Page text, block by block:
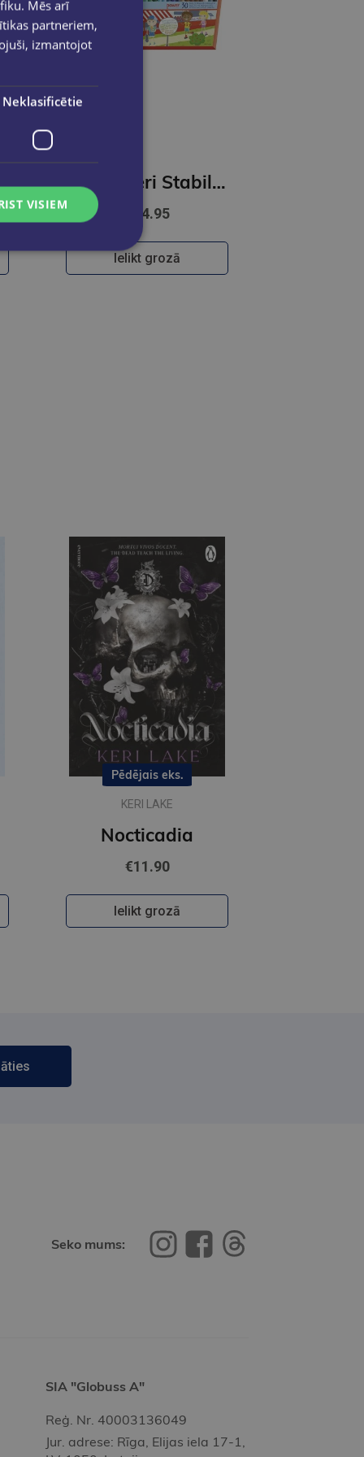
30gab. Flomasteri Stabilo POWER | 30 krāsas
€14.95
Ielikt grozā
Pēdējais eks.
KERI LAKE
Nocticadia
€11.90
Ielikt grozā
Seko mums:
SIA "Globuss A"
Reģ. Nr. 40003136049
Jur. adrese: Rīga, Elijas iela 17-1,
Mēs arī
partneriem,
izmantojot
Neklasificētie
VISIEM